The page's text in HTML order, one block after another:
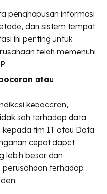
penghapusan informasi
dan sistem tempat
ini penting untuk
telah memenuhi
atau
kebocoran,
sah terhadap data
kepada tim IT atau Data
cepat dapat
lebih besar dan
perusahaan terhadap